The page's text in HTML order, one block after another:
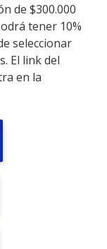
de $300.000
tener 10%
seleccionar
El link del
en la